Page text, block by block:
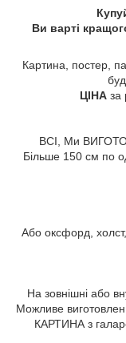
Ви варті
Картина, постер,
ЦІНА за
ВСІ, Ми
Більше 150 см по
Або оксфорд,
На зовнішні або
Можливе
КАРТИНА з